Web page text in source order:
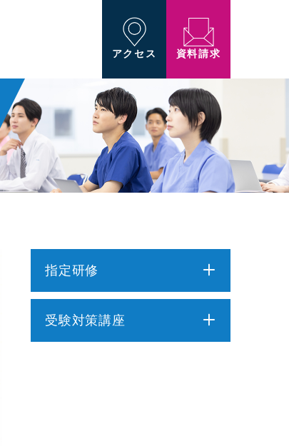
アクセス 資料請求
指定研修
介護職員初任者研修
受験対策講座